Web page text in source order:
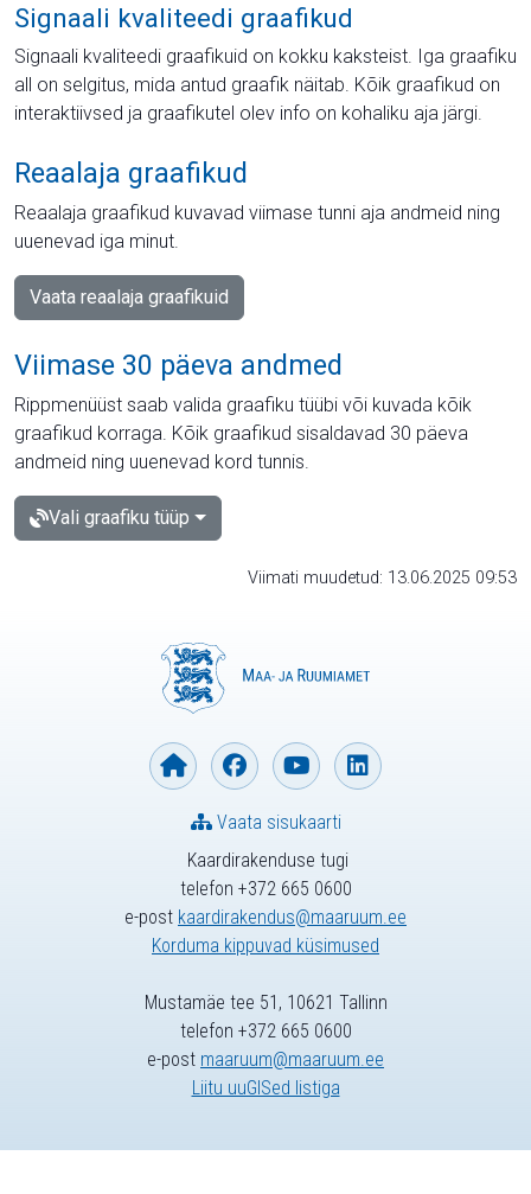
Signaali kvaliteedi graafikud
Signaali kvaliteedi graafikuid on kokku kaksteist. Iga graafiku
all on selgitus, mida antud graafik näitab. Kõik graafikud on
interaktiivsed ja graafikutel olev info on kohaliku aja järgi.
Reaalaja graafikud
Reaalaja graafikud kuvavad viimase tunni aja andmeid ning
uuenevad iga minut.
Vaata reaalaja graafikuid
Viimase 30 päeva andmed
Rippmenüüst saab valida graafiku tüübi või kuvada kõik
graafikud korraga. Kõik graafikud sisaldavad 30 päeva
andmeid ning uuenevad kord tunnis.
Vali graafiku tüüp
Viimati muudetud: 13.06.2025 09:53
Kaardirakenduse tugi
telefon +372 665 0600
e-post kaardirakendus@maaruum.ee
Korduma kippuvad küsimused
Vaata sisukaarti
Mustamäe tee 51, 10621 Tallinn
telefon +372 665 0600
e-post maaruum@maaruum.ee
Liitu uuGISed listiga